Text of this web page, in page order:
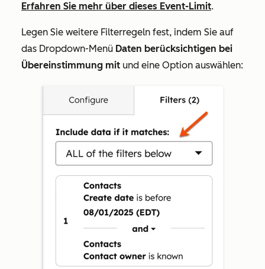
Erfahren Sie mehr über dieses Event-Limit.
Legen Sie weitere Filterregeln fest, indem Sie auf
das Dropdown-Menü Daten berücksichtigen bei
Übereinstimmung mit und eine Option auswählen: